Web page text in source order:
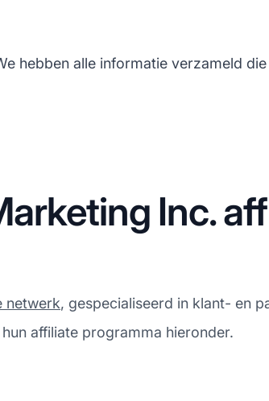
hebben alle informatie verzameld
Inc.
netwerk, gespecialiseerd in klant- en
affiliate programma hieronder.